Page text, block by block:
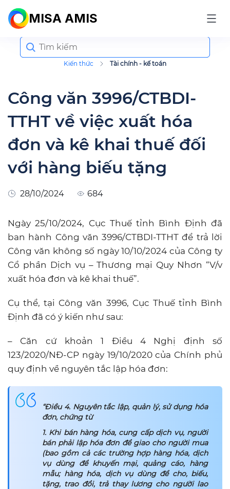
MISA AMIS
Kiến thức Tài chính - kế toán
Search
for:
Công văn 3996/CTBDI-
TTHT về việc xuất hóa
đơn và kê khai thuế đối
với hàng biếu tặng
28/10/2024 684
Ngày 25/10/2024, Cục Thuế tỉnh Bình Định đã
ban hành Công văn 3996/CTBDI-TTHT để trả lời
Công văn không số ngày 10/10/2024 của Công ty
Cổ phần Dịch vụ – Thương mại Quy Nhơn “V/v
xuất hóa đơn và kê khai thuế”.
Cụ thể, tại Công văn 3996, Cục Thuế tỉnh Bình
Định đã có ý kiến như sau:
– Căn cứ khoản 1 Điều 4 Nghị định số
123/2020/NĐ-CP ngày 19/10/2020 của Chính phủ
quy định về nguyên tắc lập hóa đơn:
“Điều 4. Nguyên tắc lập, quản lý, sử dụng hóa
đơn, chứng từ
1. Khi bán hàng hóa, cung cấp dịch vụ, người
bán phải lập hóa đơn để giao cho người mua
(bao gồm cả các trường hợp hàng hóa, dịch
vụ dùng để khuyến mại, quảng cáo, hàng
mẫu; hàng hóa, dịch vụ dùng để cho, biếu,
tặng, trao đổi, trả thay lương cho người lao